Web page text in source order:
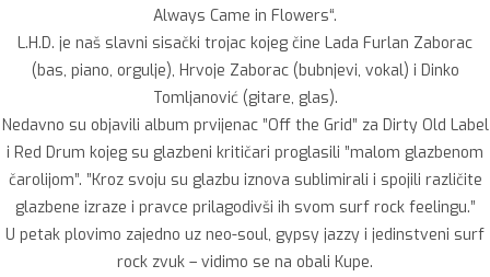
Always Came in Flowers“.
L.H.D. je naš slavni sisački trojac kojeg čine Lada Furlan Zaborac
(bas, piano, orgulje), Hrvoje Zaborac (bubnjevi, vokal) i Dinko
Tomljanović (gitare, glas).
Nedavno su objavili album prvijenac ”Off the Grid” za Dirty Old Label
i Red Drum kojeg su glazbeni kritičari proglasili ”malom glazbenom
čarolijom”. ”Kroz svoju su glazbu iznova sublimirali i spojili različite
glazbene izraze i pravce prilagodivši ih svom surf rock feelingu.”
U petak plovimo zajedno uz neo-soul, gypsy jazzy i jedinstveni surf
rock zvuk – vidimo se na obali Kupe.